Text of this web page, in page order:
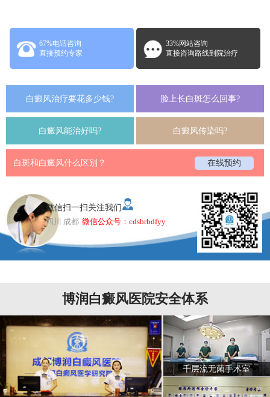
67%电话咨询
直接预约专家
33%网站咨询
直接咨询路线到院治疗
白癜风治疗要花多少钱? 脸上长白斑怎么回事?
白癜风能治好吗? 白癜风传染吗?
白斑和白癜风什么区别？ 在线预约
微信扫一扫关注我们
四川 成都 微信公众号：cdsbrbdfyy
博润白癜风医院安全体系
千层流无菌手术室